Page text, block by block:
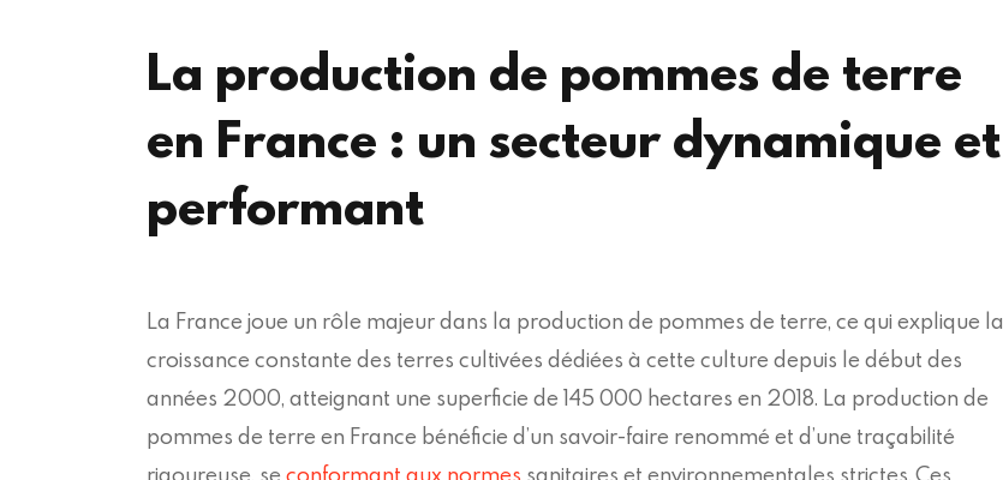
La production de pommes de terre
en France : un secteur dynamique et
performant
La France joue un rôle majeur dans la production de pommes de terre, ce qui explique la
croissance constante des terres cultivées dédiées à cette culture depuis le début des
années 2000, atteignant une superficie de 145 000 hectares en 2018. La production de
pommes de terre en France bénéficie d’un savoir-faire renommé et d’une traçabilité